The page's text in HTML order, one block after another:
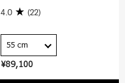
¥89,100
4.0 (22)
55 cm